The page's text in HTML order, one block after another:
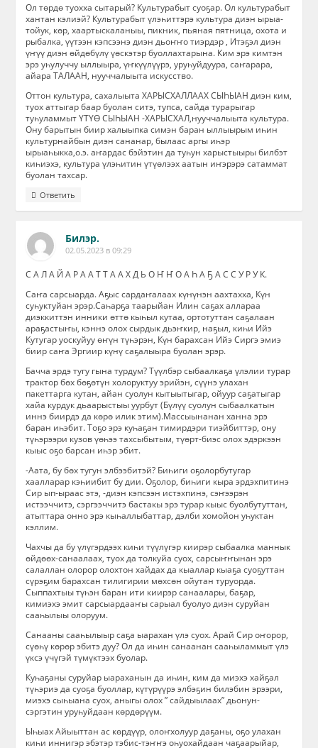
Ол төрдө туохха сытарый? Культурабыт суоҕар. Ол культурабыт
хантан кэлиэй? Культурабыт үлэһиттэрэ культура диэн ырыа-
тойук, көр, хаартыскаланыы, пикник, пьяная пятница, охота и
рыбалка, үүтээн кэпсээнэ диэн дьоҥҥо тиэрдэр , Итэҕэл диэн
үҥүү диэн өйдөбүлү үөскэтэр буоллахтарына. Ким эрэ кимтэн
эрэ уһулуччу ыллыыра, үҥкүүлүүрэ, уруһуйдуура, саҥарара,
айара ТАЛААН, нууччалыыта искусство.
Оттон культура, сахалыыта ХАРЫСХАЛЛААХ СЫҺЫАН диэн ким,
туох аттыгар баар буолан ситэ, тупса, сайда турарыгар
туһуламмыт ҮТҮӨ СЫҺЫАН -ХАРЫСХАЛ,нууччалыыта культура.
Ону барытын биир халыыпка симэн баран ыллыырым иһин
культурнайбын диэн сананар, былаас аргы иһэр
ырыаһыкка,о.э. аҥардас бэйэтин да туһун харыстыыры билбэт
киһиэхэ, культура үлэһитин үтүөлээх аатын иҥэрэрэ сатаммат
буолан тахсар.
Ответить
Билэр.
02.05.2023 в 09:29
С А Л А Й А Р А А Т Т А А Х Д Ь О Ҥ Ҥ О А Һ А Ҕ А С С У Р У К.
Саҥа сарсыарда. Аҕыс сардаҥалаах күнүнэн аахтахха, Күн
суһуктуйан эрэр.Саһарҕа таарыйан Илин саҕах аллараа
диэккиттэн инники өттө кыһыл кутаа, ортотуттан саҕалаан
араҕастыҥы, кэннэ олох сырдык дьэҥкир, наҕыл, киһи Ийэ
Кутугар уоскуйуу өҥүн түһэрэн, Күн барахсан Ийэ Сиргэ эмиэ
биир саҥа Эргиир күнү саҕалыыра буолан эрэр.
Бачча эрдэ тугу гына турдум? Түүлбэр сыбаалкаҕа үлэлии турар
трактор бөх бөҕөтүн холоруктуу эрийэн, сүүнэ улахан
пакеттарга кутан, айан суолун кытыытыгар, ойуур саҕатыгар
хайа курдук дьаарыстыы уурбут (Бүлүү суолун сыбаалкатын
иннэ биирдэ да көрө илик этим).Массыынанан ханна эрэ
баран иһэбит. Тоҕо эрэ куһаҕан тимирдэри тиэйбиттэр, ону
түһэрээри кузов үөһээ тахсыбытым, түөрт-биэс олох эдэркээн
кыыс оҕо барсан иһэр эбит.
-Аата, бу бөх тугун элбээбитэй? Биһиги оҕолорбутугар
хаалларар кэһиибит бу дии. Оҕолор, биһиги кыра эрдэхпитинэ
Сир ып-ыраас этэ, -диэн кэпсээн истэхпинэ, сэҥээрэн
истээччитэ, сэргээччитэ бастакы эрэ турар кыыс буолбутуттан,
атыттара онно эрэ кыһаллыбаттар, дэлби хомойон уһуктан
кэллим.
Чахчы да бу үлүгэрдээх киһи түүлүгэр киирэр сыбаалка маннык
өйдөөх-санаалаах, туох да толкуйа суох, сарсыҥҥынан эрэ
салаллан олорор олохтон хайдах да кыаллар кыаҕа суоҕуттан
сүрэҕим барахсан тилигирии мөхсөн ойутан туруорда.
Сыппахтыы түһэн баран ити киирэр санаалары, баҕар,
кимиэхэ эмит сарсыардааҥы сарыал буолуо диэн суруйан
сааһылыы олоруум.
Санааны сааһылыыр саҕа ыарахан үлэ суох. Арай Сир оҥорор,
сүөһү көрөр эбитэ дуу? Ол да иһин санаанан сааһыламмыт үлэ
үксэ үчүгэй түмүктээх буолар.
Куһаҕаны суруйар ыараханын да иһин, ким да миэхэ хайҕал
түһэриэ да суоҕа буоллар, күтүрүүрэ элбэҕин билэбин эрээри,
миэхэ сыһыана суох, аныгы олох ” сайдыылаах” дьонун-
сэргэтин уруһуйдаан көрдөрүүм.
Ыһыах Айыыттан ас көрдүүр, олоҥхолуур даҕаны, оҕо улахан
киһи иннигэр эбэтэр тэбис-тэҥҥэ оһуохайдаан чаҕаарыйар,